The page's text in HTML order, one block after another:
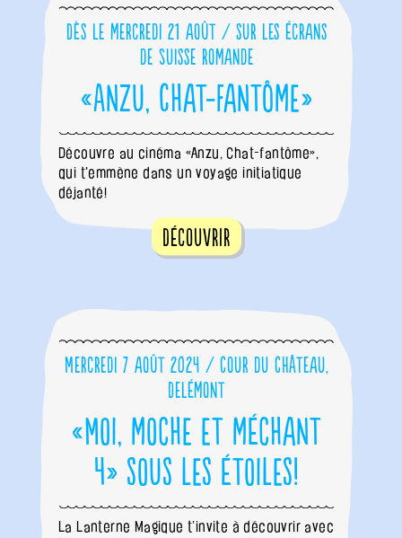
Dès le mercredi 21 août / sur les écrans
de Suisse romande
«Anzu, Chat-fantôme»
Découvre au cinéma «Anzu, Chat-fantôme»,
qui t'emmène dans un voyage initiatique
déjanté!
Découvrir
Mercredi 7 août 2024 / Cour du Château,
Delémont
«Moi, moche et méchant
4» sous les étoiles!
La Lanterne Magique t’invite à découvrir avec